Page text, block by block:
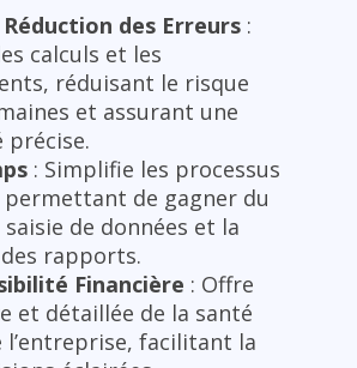
des Erreurs :
calculs et les
réduisant le risque
et assurant une
: Simplifie les processus
de gagner du
de données et la
rapports.
Financière : Offre
et détaillée de la santé
l’entreprise, facilitant la